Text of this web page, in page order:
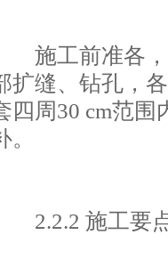
施工前准各，
扩缝、钻孔，
四周30 cm范
。
2.2.2 施工要